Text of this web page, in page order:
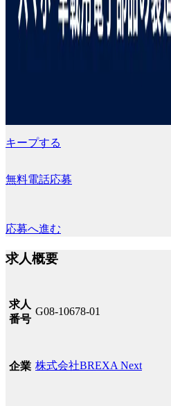
キープする
無料電話応募
応募へ進む
求人概要
求人
番号
G08-10678-01
企業 株式会社BREXA Next